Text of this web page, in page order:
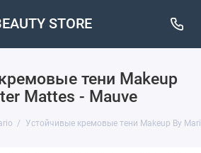
STORE
тени Makeup
Mattes - Mauve
Устойчивые кремовые тени Makeup By